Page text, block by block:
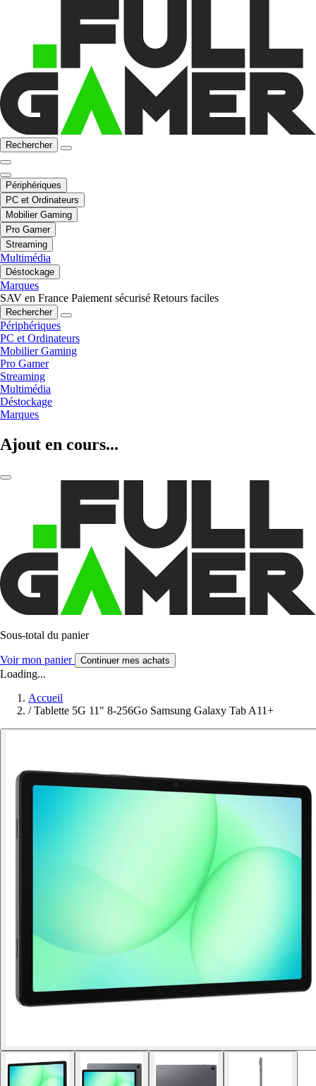
Rechercher
Périphériques
PC et Ordinateurs
Mobilier Gaming
Pro Gamer
Streaming
Multimédia
Déstockage
Marques
SAV en France Paiement sécurisé Retours faciles
Rechercher
Périphériques
PC et Ordinateurs
Mobilier Gaming
Pro Gamer
Streaming
Multimédia
Déstockage
Marques
Ajout en cours...
Sous-total du panier
Voir mon panier Continuer mes achats
Loading...
Accueil
/ Tablette 5G 11" 8-256Go Samsung Galaxy Tab A11+